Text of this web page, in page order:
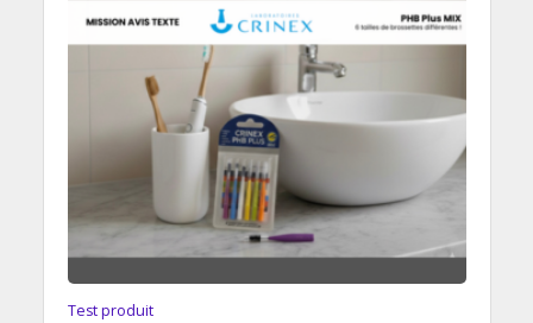
Test produit